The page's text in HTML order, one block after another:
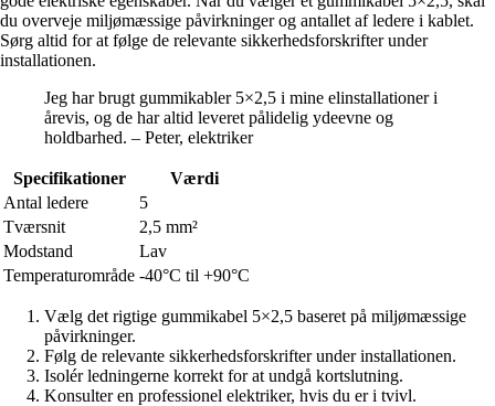
du overveje miljømæssige påvirkninger og antallet af ledere i kablet.
Sørg altid for at følge de relevante sikkerhedsforskrifter under
installationen.
Jeg har brugt gummikabler 5×2,5 i mine elinstallationer i
årevis, og de har altid leveret pålidelig ydeevne og
holdbarhed. – Peter, elektriker
Specifikationer
Værdi
Antal ledere
5
Tværsnit
2,5 mm²
Modstand
Lav
Temperaturområde -40°C til +90°C
Vælg det rigtige gummikabel 5×2,5 baseret på miljømæssige
påvirkninger.
Følg de relevante sikkerhedsforskrifter under installationen.
Isolér ledningerne korrekt for at undgå kortslutning.
Konsulter en professionel elektriker, hvis du er i tvivl.